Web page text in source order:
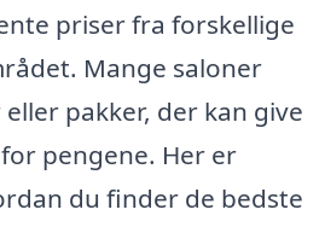
priser fra forskellige
Mange saloner
pakker, der kan give
pengene. Her er
du finder de bedste